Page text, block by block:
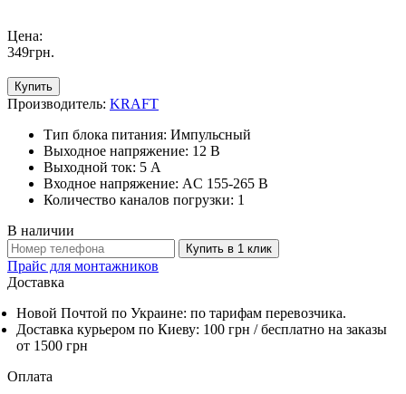
Цена:
349грн.
Купить
Производитель: KRAFT
Тип блока питания: Импульсный
Выходное напряжение: 12 В
Выходной ток: 5 А
Входное напряжение: AC 155-265 В
Количество каналов погрузки: 1
В наличии
Купить в 1 клик
Прайс для монтажников
Доставка
Новой Почтой по Украине: по тарифам перевозчика.
Доставка курьером по Киеву: 100 грн /бесплатно на заказы
от 1500 грн
Оплата